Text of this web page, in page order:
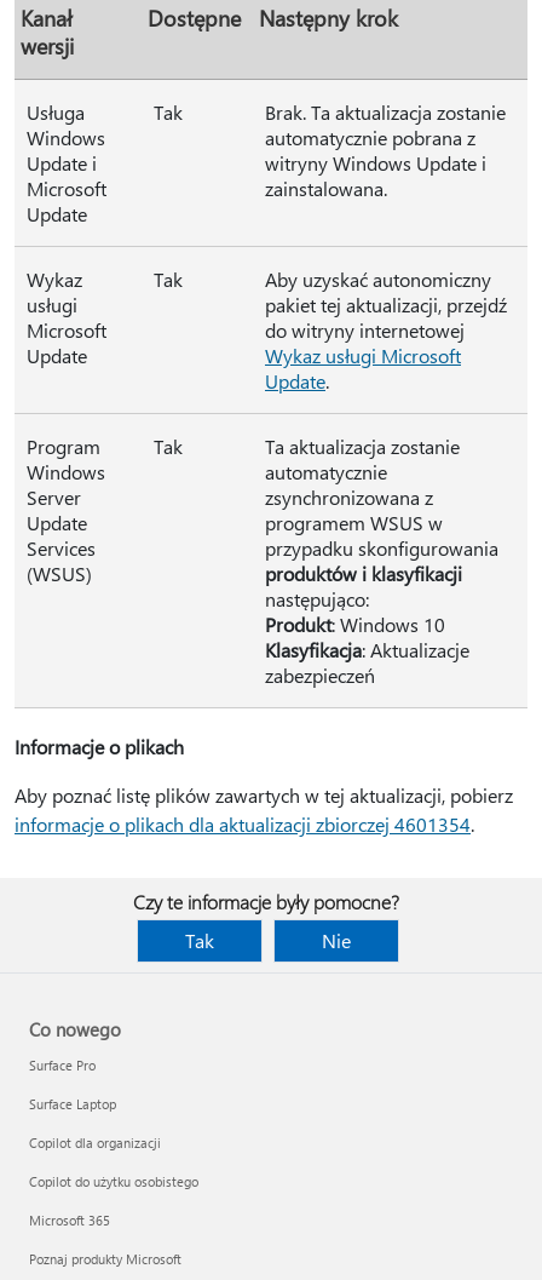
Kanał
wersji
Dostępne Następny krok
Usługa
Windows
Update i
Microsoft
Update
Tak
Brak. Ta aktualizacja zostanie
automatycznie pobrana z
witryny Windows Update i
zainstalowana.
Wykaz
usługi
Microsoft
Update
Tak
Aby uzyskać autonomiczny
pakiet tej aktualizacji, przejdź
do witryny internetowej
Wykaz usługi Microsoft
Update.
Program
Windows
Server
Update
Services
(WSUS)
Tak
Ta aktualizacja zostanie
automatycznie
zsynchronizowana z
programem WSUS w
przypadku skonfigurowania
produktów i klasyfikacji
następująco:
Produkt: Windows 10
Klasyfikacja: Aktualizacje
zabezpieczeń
Informacje o plikach
Aby poznać listę plików zawartych w tej aktualizacji, pobierz
informacje o plikach dla aktualizacji zbiorczej 4601354.
Czy te informacje były pomocne?
Tak
Nie
Co nowego
Surface Pro
Surface Laptop
Copilot dla organizacji
Copilot do użytku osobistego
Microsoft 365
Poznaj produkty Microsoft